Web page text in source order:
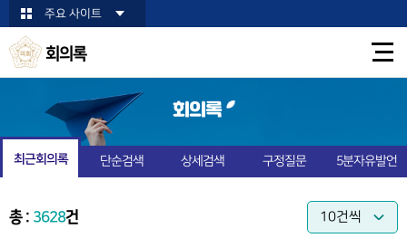
본문바로가기주요 사이트
회의록
회의록
최근회의록 단순검색 상세검색 구정질문 5분자유발언
총 : 3628건